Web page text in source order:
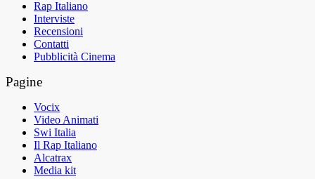
Rap Italiano
Interviste
Recensioni
Contatti
Pubblicità Cinema
Pagine
Vocix
Video Animati
Swi Italia
Il Rap Italiano
Alcatrax
Media kit